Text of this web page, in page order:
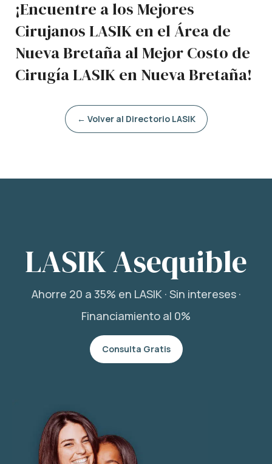
¡Encuentre a los Mejores
Cirujanos LASIK en el Área de
Nueva Bretaña al Mejor Costo de
Cirugía LASIK en Nueva Bretaña!
← Volver al Directorio LASIK
LASIK Asequible
Ahorre 20 a 35% en LASIK · Sin intereses ·
Financiamiento al 0%
Consulta Gratis